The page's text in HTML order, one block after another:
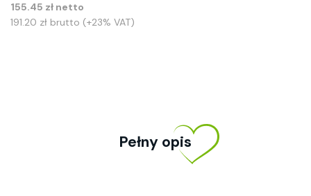
155.45 zł netto
191.20 zł brutto (+23% VAT)
Pełny opis